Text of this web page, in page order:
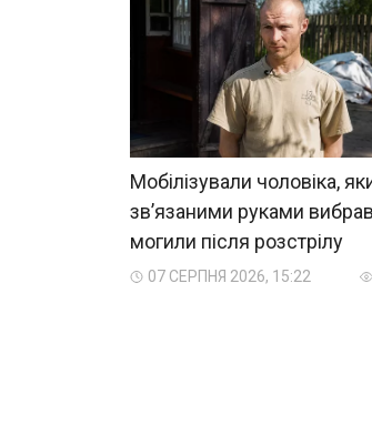
Мобілізували чоловіка,
зв’язаними руками
могили після розстрілу
07 СЕРПНЯ 2026, 15:22